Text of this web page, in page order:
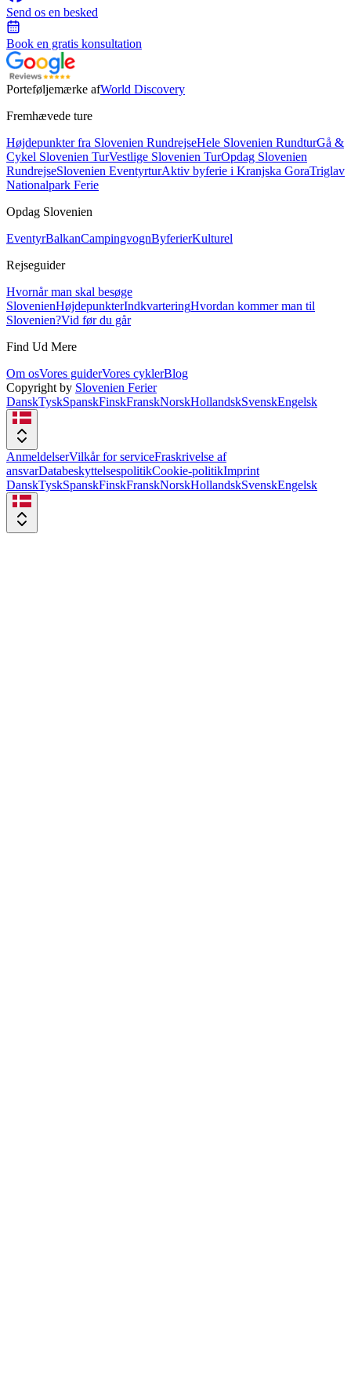
Send os en besked
Book en gratis konsultation
Porteføljemærke afWorld Discovery
Fremhævede ture
Højdepunkter fra Slovenien RundrejseHele Slovenien RundturGå &
Cykel Slovenien TurVestlige Slovenien TurOpdag Slovenien
RundrejseSlovenien EventyrturAktiv byferie i Kranjska GoraTriglav
Nationalpark Ferie
Opdag Slovenien
EventyrBalkanCampingvognByferierKulturel
Rejseguider
Hvornår man skal besøge
SlovenienHøjdepunkterIndkvarteringHvordan kommer man til
Slovenien?Vid før du går
Find Ud Mere
Om osVores guiderVores cyklerBlog
Copyright by Slovenien Ferier
DanskTyskSpanskFinskFranskNorskHollandskSvenskEngelsk
AnmeldelserVilkår for serviceFraskrivelse af
ansvarDatabeskyttelsespolitikCookie-politikImprint
DanskTyskSpanskFinskFranskNorskHollandskSvenskEngelsk